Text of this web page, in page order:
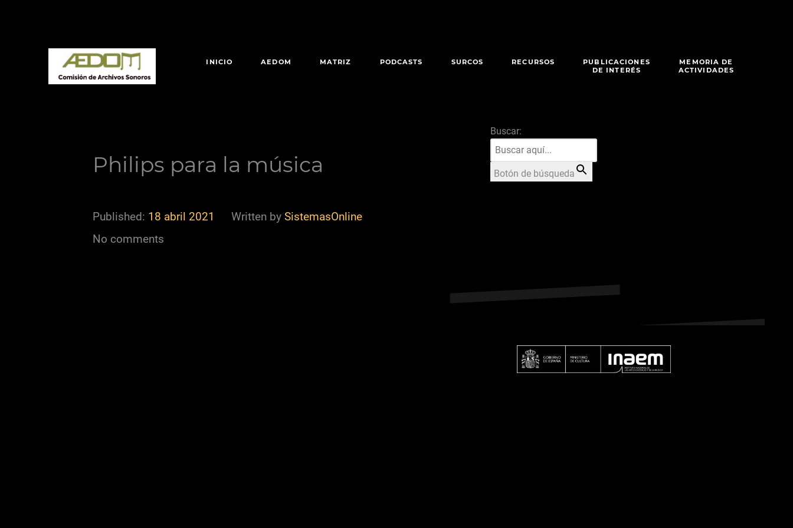
INICIO AEDOM MATRIZ PODCASTS SURCOS RECURSOS
PUBLICACIONES
DE INTERÉS
MEMORIA DE
ACTIVIDADES
Philips para la música
Published: 18 abril 2021 Written by SistemasOnline
No comments
Buscar:
Botón de búsqueda